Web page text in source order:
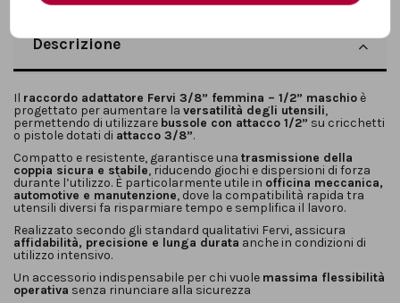
Descrizione
Il raccordo adattatore Fervi 3/8” femmina – 1/2” maschio è
progettato per aumentare la versatilità degli utensili,
permettendo di utilizzare bussole con attacco 1/2” su cricchetti
o pistole dotati di attacco 3/8”.
Compatto e resistente, garantisce una trasmissione della
coppia sicura e stabile, riducendo giochi e dispersioni di forza
durante l’utilizzo. È particolarmente utile in officina meccanica,
automotive e manutenzione, dove la compatibilità rapida tra
utensili diversi fa risparmiare tempo e semplifica il lavoro.
Realizzato secondo gli standard qualitativi Fervi, assicura
affidabilità, precisione e lunga durata anche in condizioni di
utilizzo intensivo.
Un accessorio indispensabile per chi vuole massima flessibilità
operativa senza rinunciare alla sicurezza